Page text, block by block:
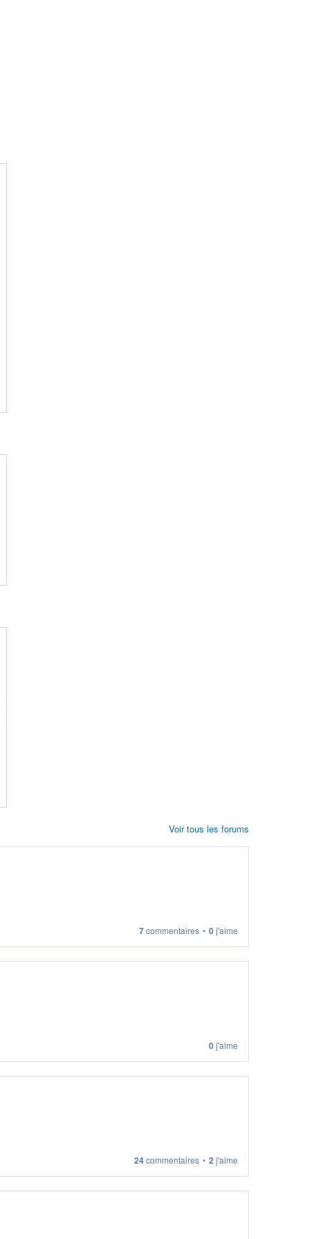
7commentaires • 0j'aime
0j'aime
24commentaires • 2 j'aime
Voir tous les forums